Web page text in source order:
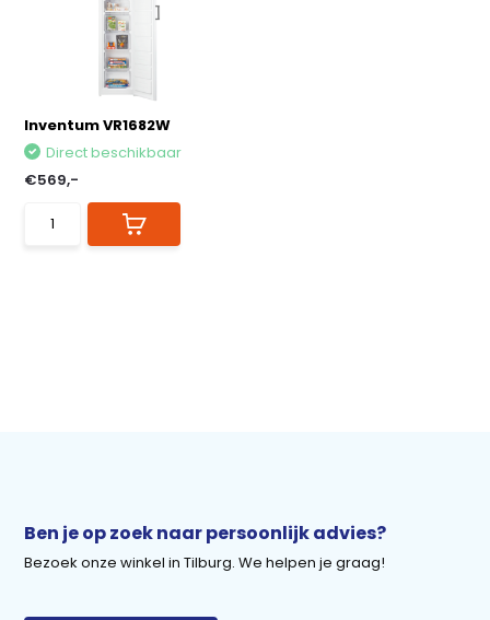
Inventum VR1682W
Direct beschikbaar
€569,-
Ben je op zoek naar persoonlijk advies?
Bezoek onze winkel in Tilburg. We helpen je graag!